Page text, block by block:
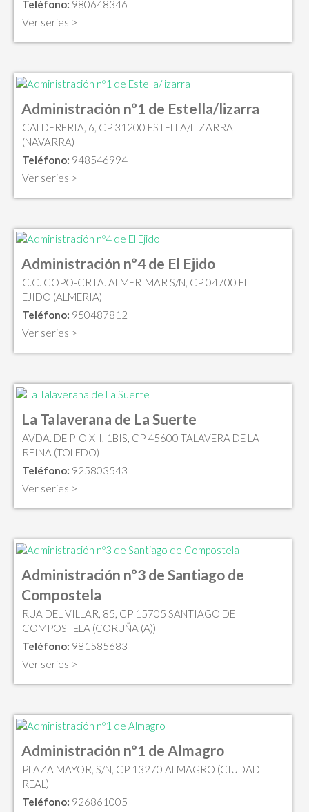
Teléfono: 980648346
Ver series >
Administración nº1 de Estella/lizarra
CALDERERIA, 6, CP 31200 ESTELLA/LIZARRA
(NAVARRA)
Teléfono: 948546994
Ver series >
Administración nº4 de El Ejido
C.C. COPO-CRTA. ALMERIMAR S/N, CP 04700 EL
EJIDO (ALMERIA)
Teléfono: 950487812
Ver series >
La Talaverana de La Suerte
AVDA. DE PIO XII, 1BIS, CP 45600 TALAVERA DE LA
REINA (TOLEDO)
Teléfono: 925803543
Ver series >
Administración nº3 de Santiago de
Compostela
RUA DEL VILLAR, 85, CP 15705 SANTIAGO DE
COMPOSTELA (CORUÑA (A))
Teléfono: 981585683
Ver series >
Administración nº1 de Almagro
PLAZA MAYOR, S/N, CP 13270 ALMAGRO (CIUDAD
REAL)
Teléfono: 926861005